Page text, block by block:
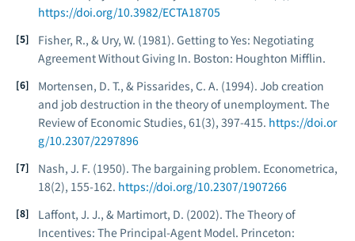
https://doi.org/10.3982/ECTA18705
Fisher, R., & Ury, W. (1981). Getting to Yes: Negotiating
Agreement Without Giving In. Boston: Houghton Mifflin.
Mortensen, D. T., & Pissarides, C. A. (1994). Job creation
and job destruction in the theory of unemployment. The
Review of Economic Studies, 61(3), 397-415. https://doi.or
g/10.2307/2297896
Nash, J. F. (1950). The bargaining problem. Econometrica,
18(2), 155-162. https://doi.org/10.2307/1907266
Laffont, J. J., & Martimort, D. (2002). The Theory of
Incentives: The Principal-Agent Model. Princeton: